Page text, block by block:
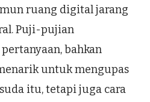
ruang digital jarang
Puji-pujian
bahkan
untuk mengupas
itu, tetapi juga cara